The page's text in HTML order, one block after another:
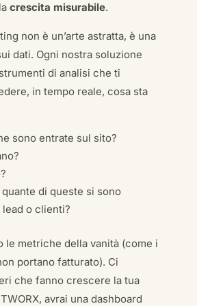
crescita misurabile.
non è un’arte astratta, è una
dati. Ogni nostra soluzione
di analisi che ti
in tempo reale, cosa sta
sono entrate sul sito?
di queste si sono
o clienti?
le metriche della vanità (come i
portano fatturato). Ci
che fanno crescere la tua
avrai una dashboard